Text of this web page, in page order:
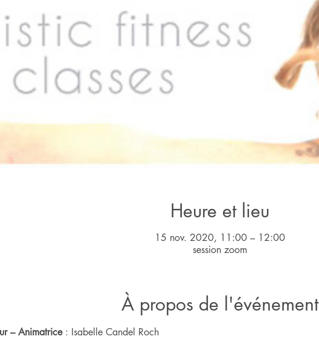
Heure et lieu
15 nov. 2020, 11:00 – 12:00
session zoom
À propos de l'événement
– Animatrice : Isabelle Candel Roch